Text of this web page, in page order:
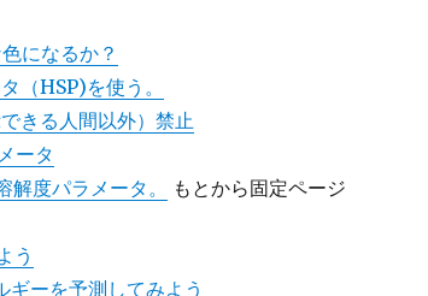
になるか？
（HSP)を使う。
きる人間以外）禁止
ータ
度パラメータ。
もとから固定ページ
う
ギーを予測してみよう